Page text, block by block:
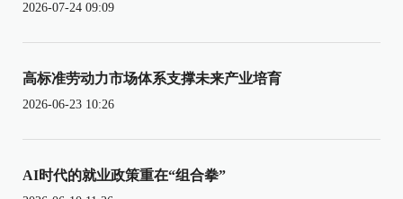
2026-07-24 09:09
高标准劳动力市场体系支撑未来产业培育
2026-06-23 10:26
AI时代的就业政策重在“组合拳”